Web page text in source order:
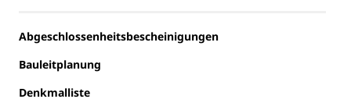
Abgeschlossenheitsbescheinigungen
Bauleitplanung
Denkmalliste